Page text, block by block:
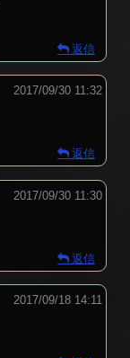
返信
2017/09/30 11:32
返信
2017/09/30 11:30
返信
2017/09/18 14:11